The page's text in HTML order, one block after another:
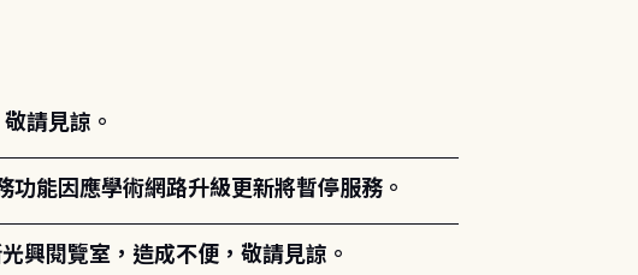
請見諒。
能因應學術網路升級更新將暫停服務。
興閱覽室，造成不便，敬請見諒。